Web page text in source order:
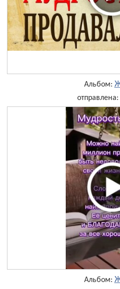
Альбом:
отправлена:
Альбом: